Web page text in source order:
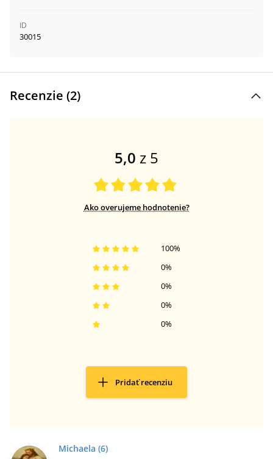
ID
30015
Recenzie (2)
5,0 z 5
Ako overujeme hodnotenie?
0%
0%
0%
0%
100%
Pridať recenziu
Michaela (6)